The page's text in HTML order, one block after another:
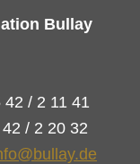
Bullay
42 / 2 11 41
/ 2 20 32